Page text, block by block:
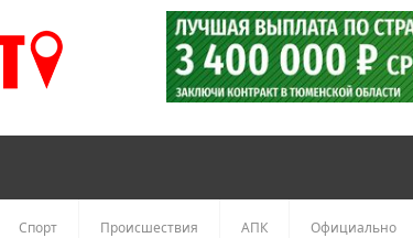
Спорт Происшествия АПК Официально